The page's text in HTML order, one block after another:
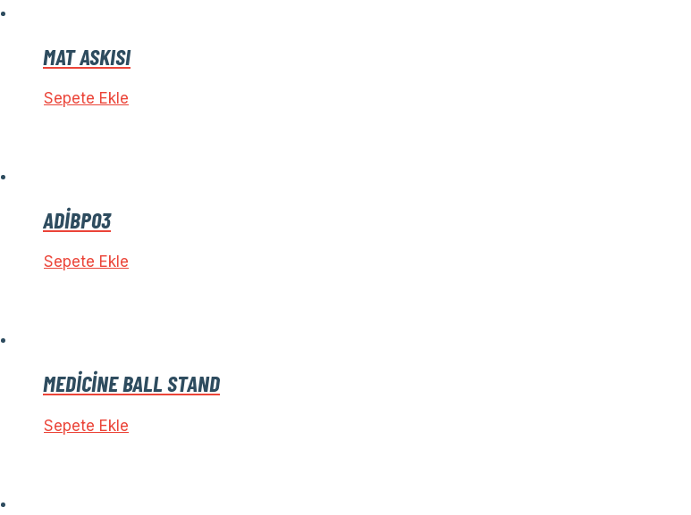
MAT ASKISI
Sepete Ekle
ADİBP03
Sepete Ekle
MEDİCİNE BALL STAND
Sepete Ekle